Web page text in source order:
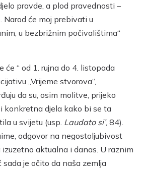
pravde, a plod pravednosti –
Narod će moj prebivati u
u bezbrižnim počivalištima“
će “ od 1. rujna do 4. listopada
„Vrijeme stvorova“,
da su, osim molitve, prijeko
konkretna djela kako bi se ta
u svijetu (usp. Laudato si’, 84).
odgovor na negostoljubivost
izuzetno aktualna i danas. U raznim
je očito da naša zemlja